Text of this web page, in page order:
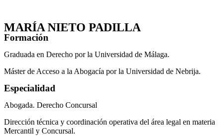
MARÍA NIETO PADILLA
Formación
Graduada en Derecho por la Universidad de Málaga.
Máster de Acceso a la Abogacía por la Universidad de Nebrija.
Especialidad
Abogada. Derecho Concursal
Dirección técnica y coordinación operativa del área legal en materia
Mercantil y Concursal.